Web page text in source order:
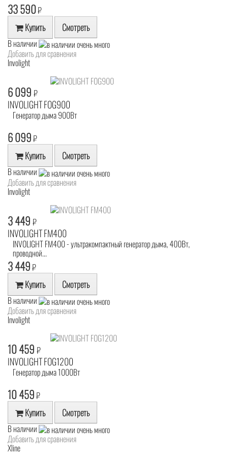
33 590₽
Купить Смотреть
В наличии
Добавить для сравнения
Involight
6 099 ₽
INVOLIGHT FOG900
Генератор дыма 900Вт
6 099₽
Купить Смотреть
В наличии
Добавить для сравнения
Involight
3 449 ₽
INVOLIGHT FM400
INVOLIGHT FM400 - ультракомпактный генератор дыма, 400Вт,
проводной...
3 449₽
Купить Смотреть
В наличии
Добавить для сравнения
Involight
10 459 ₽
INVOLIGHT FOG1200
Генератор дыма 1000Вт
10 459₽
Купить Смотреть
В наличии
Добавить для сравнения
Xline